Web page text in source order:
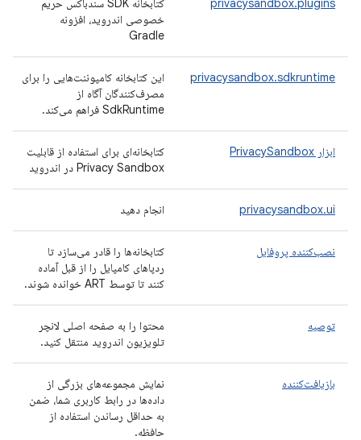
privacysandbox.plugins
کتابخانه SDK سندباکس حریم
خصوصی اندروید، افزونه
Gradle
privacysandbox.sdkruntime
این کتابخانه کامپوننت‌هایی را برای
مصرف‌کنندگان آگاه از
SdkRuntime فراهم می‌کند.
ابزار PrivacySandbox
کتابخانه‌ای برای استفاده از قابلیت
Privacy Sandbox در اندروید
privacysandbox.ui انجام دهید
نصب‌کننده پروفایل
کتابخانه‌ها را قادر می‌سازد تا
ردپاهای کامپایل را از قبل آماده
کنند تا توسط ART خوانده شوند.
توصیه
محتوا را به صفحه اصلی لانچر
تلویزیون اندروید منتقل کنید.
بازیافت‌کننده
نمایش مجموعه‌های بزرگی از
داده‌ها در رابط کاربری شما، ضمن
به حداقل رساندن استفاده از
حافظه.